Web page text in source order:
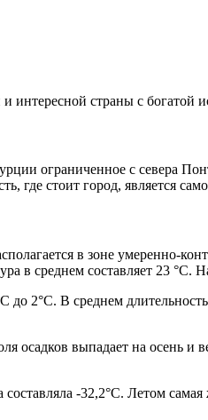
интересной страны с богатой
ограниченное с севера
где стоит город, является
в зоне умеренно-
в среднем составляет 23 °C.
до 2°C. В среднем
выпадает на осень и
-32,2°C. Летом